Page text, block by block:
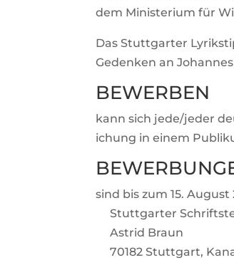
dem Minis­te­rium für
Das Stutt­garter
Gedenken an
BEWERBEN
kann sich jede/jeder
i­chung in einem
sind bis zum 15.
Stutt­garter
Astrid Braun
70182 Stutt­gart,